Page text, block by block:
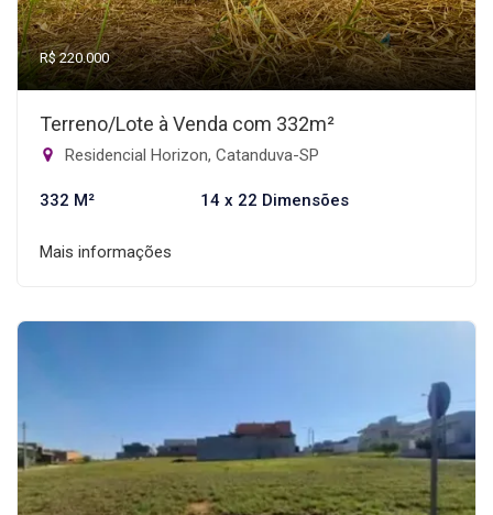
R$ 220.000
Terreno/Lote à Venda com 332m²
Residencial Horizon, Catanduva-SP
332 M² 14 x 22 Dimensões
Mais informações